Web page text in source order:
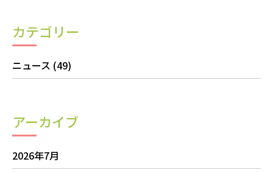
カテゴリー
ニュース (49)
アーカイブ
2026年7月